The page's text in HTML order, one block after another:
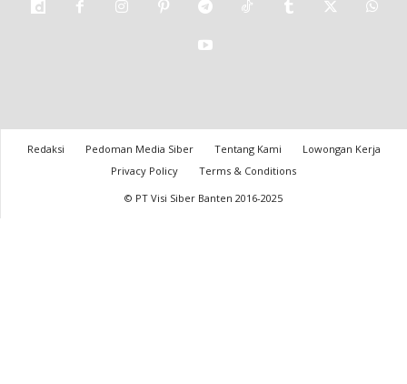
Redaksi Pedoman Media Siber Tentang Kami
Lowongan Kerja
Privacy Policy
Terms & Conditions
© PT Visi Siber Banten 2016-2025